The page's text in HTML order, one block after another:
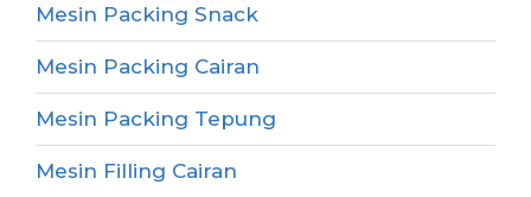
Mesin Packing Snack
Mesin Packing Cairan
Mesin Packing Tepung
Mesin Filling Cairan